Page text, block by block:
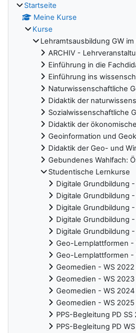
Startseite
Meine Kurse
Kurse
Lehramtsausbildung GW im
ARCHIV -
Einführung in die
Einführung ins
Naturwissenschaftliche
Didaktik der
Sozialwissenschaftliche
Didaktik der
Geoinformation und
Didaktik der Geo- und
Gebundenes Wahlfach:
Studentische Lernkurse
Digitale Grundbildung -
Digitale Grundbildung -
Digitale Grundbildung
Digitale Grundbildung
Digitale Grundbildung
Geo-Lernplattformen -
Geo-Lernplattformen -
Geomedien - WS 2022
Geomedien - WS 2023
Geomedien - WS 2024
Geomedien - WS 2025
PPS-Begleitung PD SS
PPS-Begleitung PD